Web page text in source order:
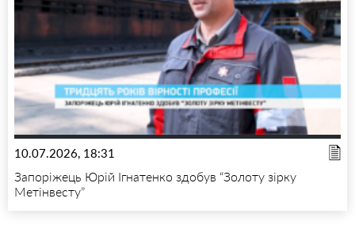
10.07.2026, 18:31
Запоріжець Юрій Ігнатенко здобув “Золоту зірку
Метінвесту”